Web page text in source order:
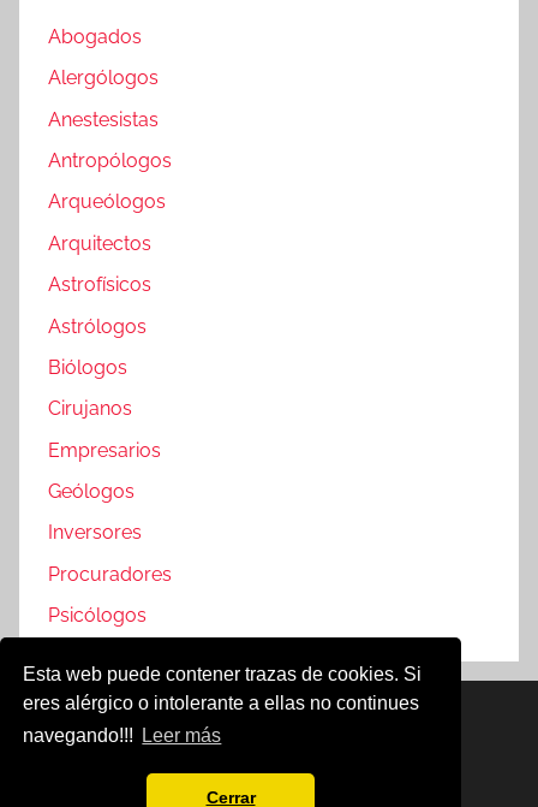
Esta web puede contener trazas de cookies. Si
eres alérgico o intolerante a ellas no continues
navegando!!!
Leer más
Cerrar
Abogados
Alergólogos
Anestesistas
Antropólogos
Arqueólogos
Arquitectos
Astrofísicos
Astrólogos
Biólogos
Cirujanos
Empresarios
Geólogos
Inversores
Procuradores
Psicólogos
Famosos @2019
Política de Cookies